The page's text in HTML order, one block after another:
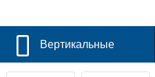
Вертикальные